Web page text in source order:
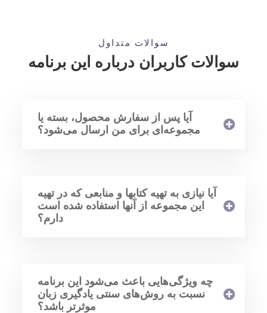
سوالات متداول
سوالات کاربران درباره این برنامه
آیا پس از سفارش محصول، بسته یا
مجموعه‌ای برای من ارسال می‌شود؟
آیا نیازی به تهیه کتابها و منابعی که در تهیه
این مجموعه از آنها استفاده شده است
دارم؟
چه ویژگی‌هایی باعث می‌شود این برنامه
نسبت به روش‌های سنتی یادگیری زبان
موثرتر باشد؟